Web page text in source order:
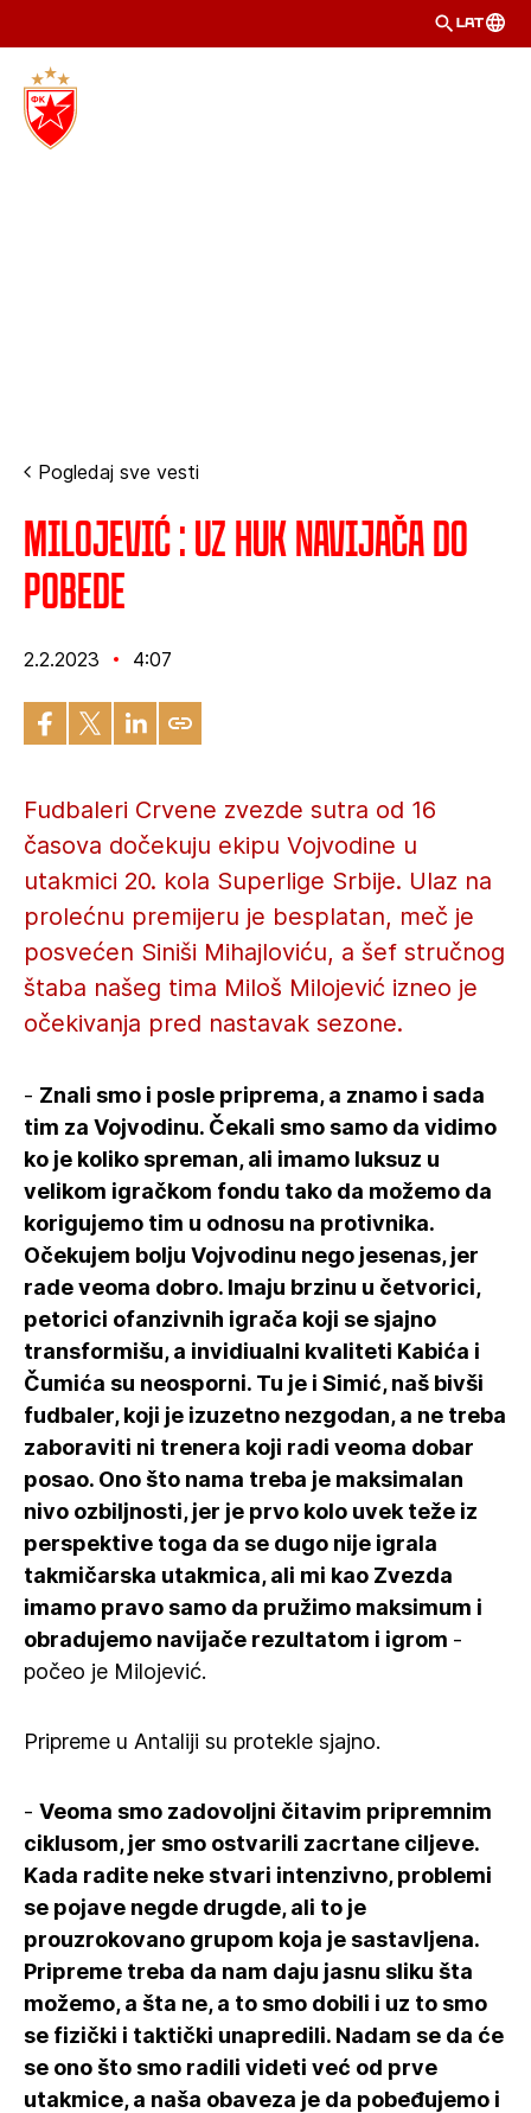
LAT
Pogledaj sve vesti
Milojević : Uz huk navijača do
pobede
2.2.2023 4:07
Fudbaleri Crvene zvezde sutra od 16
časova dočekuju ekipu Vojvodine u
utakmici 20. kola Superlige Srbije. Ulaz na
prolećnu premijeru je besplatan, meč je
posvećen Siniši Mihajloviću, a šef stručnog
štaba našeg tima Miloš Milojević izneo je
očekivanja pred nastavak sezone.
- Znali smo i posle priprema, a znamo i sada
tim za Vojvodinu. Čekali smo samo da vidimo
ko je koliko spreman, ali imamo luksuz u
velikom igračkom fondu tako da možemo da
korigujemo tim u odnosu na protivnika.
Očekujem bolju Vojvodinu nego jesenas, jer
rade veoma dobro. Imaju brzinu u četvorici,
petorici ofanzivnih igrača koji se sjajno
transformišu, a invidiualni kvaliteti Kabića i
Čumića su neosporni. Tu je i Simić, naš bivši
fudbaler, koji je izuzetno nezgodan, a ne treba
zaboraviti ni trenera koji radi veoma dobar
posao. Ono što nama treba je maksimalan
nivo ozbiljnosti, jer je prvo kolo uvek teže iz
perspektive toga da se dugo nije igrala
takmičarska utakmica, ali mi kao Zvezda
imamo pravo samo da pružimo maksimum i
obradujemo navijače rezultatom i igrom -
počeo je Milojević.
Pripreme u Antaliji su protekle sjajno.
- Veoma smo zadovoljni čitavim pripremnim
ciklusom, jer smo ostvarili zacrtane ciljeve.
Kada radite neke stvari intenzivno, problemi
se pojave negde drugde, ali to je
prouzrokovano grupom koja je sastavljena.
Pripreme treba da nam daju jasnu sliku šta
možemo, a šta ne, a to smo dobili i uz to smo
se fizički i taktički unapredili. Nadam se da će
se ono što smo radili videti već od prve
utakmice, a naša obaveza je da pobeđujemo i